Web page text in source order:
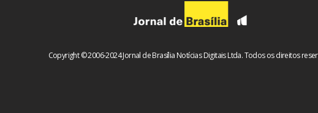
As próximas concessões também incluirão a obrigação de um
6% da receita bruta do projeto, mas pode variar entre 0% a 12% devido à
Copyright © 2006-2024 Jornal de Brasília Notícias Digitais Ltda. Todos os direitos